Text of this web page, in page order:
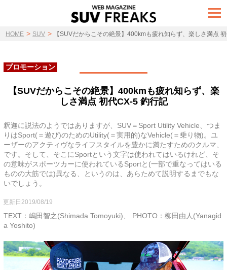
t
o
g
g
a
n
HOME > SUV > 【SUVだからこその絶景】400kmも疲れ知らず、楽しさ満点
プロモーション
【SUVだからこその絶景】400kmも疲れ知らず、楽
しさ満点 初代CX-5 釣行記
釈迦に説法のようではありますが、SUV＝Sport Utility Vehicle、つま
りはSport(＝遊び)のためのUtility(＝実用的)なVehicle(＝乗り物)。ユ
ーザーのアクティヴなライフスタイルを豊かに満たすためのクルマ、
です。そして、そこにSportという文字は使われてはいるけれど、そ
の意味がスポーツカーに使われているSportと(一部で重なってはいる
ものの大筋では)異なる、というのは、あらためて説明するまでもな
いでしょう。
更新日2019/08/19
TEXT：嶋田智之(Shimada Tomoyuki)、 PHOTO：柳田由人(Yanagid
a Yoshito)